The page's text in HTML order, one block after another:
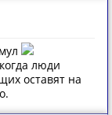
люди
оставят на